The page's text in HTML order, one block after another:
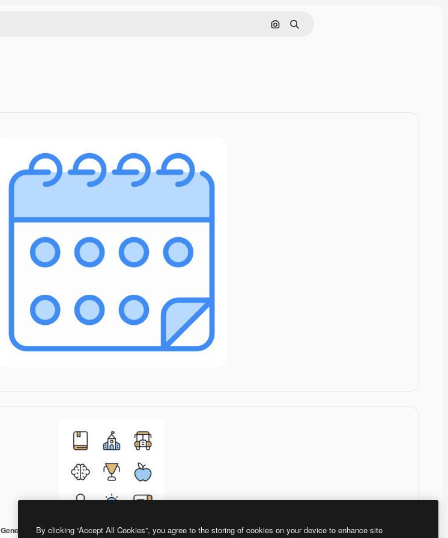
Поиск по изображению
Поиск
Generic color lineal-color
By clicking “Accept All Cookies”, you agree to the storing of cookies on your device to enhance site